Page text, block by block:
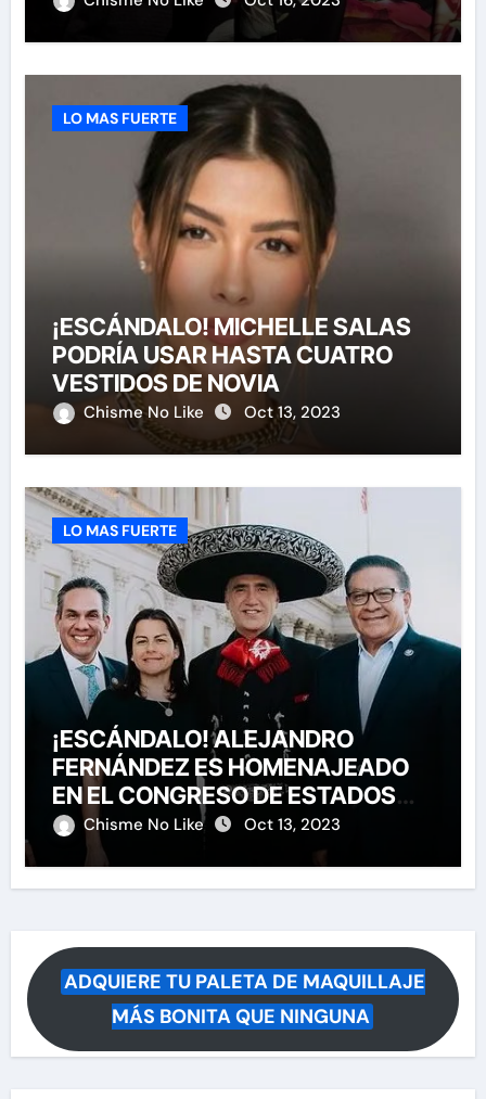
LO MAS FUERTE
¡ESCÁNDALO! MICHELLE SALAS
PODRÍA USAR HASTA CUATRO
VESTIDOS DE NOVIA
Chisme No Like Oct 13, 2023
LO MAS FUERTE
¡ESCÁNDALO! ALEJANDRO
FERNÁNDEZ ES HOMENAJEADO
EN EL CONGRESO DE ESTADOS
UNIDOS
Chisme No Like Oct 13, 2023
ADQUIERE TU PALETA DE MAQUILLAJE
MÁS BONITA QUE NINGUNA